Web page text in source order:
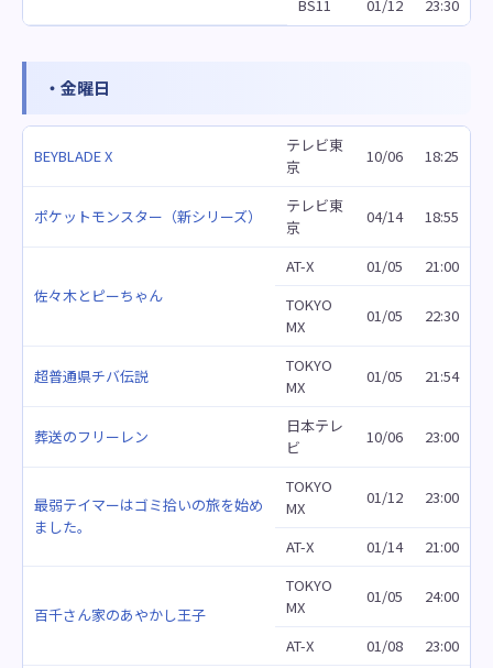
BS11
01/12 23:30
・金曜日
BEYBLADE X
テレビ東
京
10/06 18:25
ポケットモンスター（新シリーズ）
テレビ東
京
04/14 18:55
佐々木とピーちゃん
AT-X 01/05
21:00
TOKYO
MX
01/05 22:30
超普通県チバ伝説
TOKYO
MX
01/05 21:54
葬送のフリーレン
日本テレ
ビ
10/06 23:00
最弱テイマーはゴミ拾いの旅を始め
ました。
TOKYO
MX
01/12 23:00
AT-X 01/14 21:00
百千さん家のあやかし王子
TOKYO
MX
01/05 24:00
AT-X 01/08 23:00